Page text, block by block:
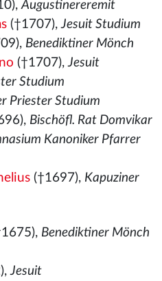
Augustinereremit
(†1707),Jesuit Studium
Benediktiner Mönch
(†1707),Jesuit
Studium
Priester Studium
Bischöfl. Rat Domvikar
Kanoniker Pfarrer
(†1697), Kapuziner
Benediktiner Mönch
Jesuit